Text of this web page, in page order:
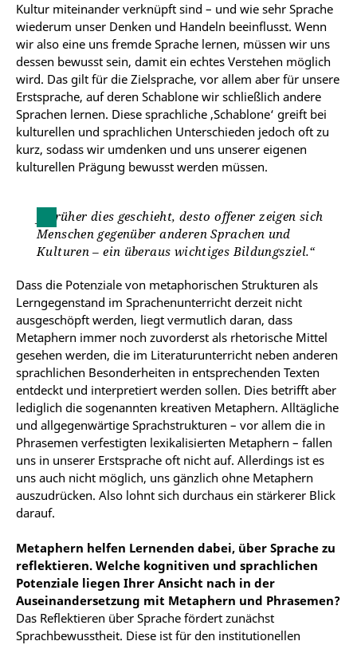
Kultur miteinander verknüpft sind – und wie sehr Sprache
wiederum unser Denken und Handeln beeinflusst. Wenn
wir also eine uns fremde Sprache lernen, müssen wir uns
dessen bewusst sein, damit ein echtes Verstehen möglich
wird. Das gilt für die Zielsprache, vor allem aber für unsere
Erstsprache, auf deren Schablone wir schließlich andere
Sprachen lernen. Diese sprachliche ‚Schablone‘ greift bei
kulturellen und sprachlichen Unterschieden jedoch oft zu
kurz, sodass wir umdenken und uns unserer eigenen
kulturellen Prägung bewusst werden müssen.
Je früher dies geschieht, desto offener zeigen sich
Menschen gegenüber anderen Sprachen und
Kulturen – ein überaus wichtiges Bildungsziel.“
Dass die Potenziale von metaphorischen Strukturen als
Lerngegenstand im Sprachenunterricht derzeit nicht
ausgeschöpft werden, liegt vermutlich daran, dass
Metaphern immer noch zuvorderst als rhetorische Mittel
gesehen werden, die im Literaturunterricht neben anderen
sprachlichen Besonderheiten in entsprechenden Texten
entdeckt und interpretiert werden sollen. Dies betrifft aber
lediglich die sogenannten kreativen Metaphern. Alltägliche
und allgegenwärtige Sprachstrukturen – vor allem die in
Phrasemen verfestigten lexikalisierten Metaphern – fallen
uns in unserer Erstsprache oft nicht auf. Allerdings ist es
uns auch nicht möglich, uns gänzlich ohne Metaphern
auszudrücken. Also lohnt sich durchaus ein stärkerer Blick
darauf.
Metaphern helfen Lernenden dabei, über Sprache zu
reflektieren. Welche kognitiven und sprachlichen
Potenziale liegen Ihrer Ansicht nach in der
Auseinandersetzung mit Metaphern und Phrasemen?
Das Reflektieren über Sprache fördert zunächst
Sprachbewusstheit. Diese ist für den institutionellen